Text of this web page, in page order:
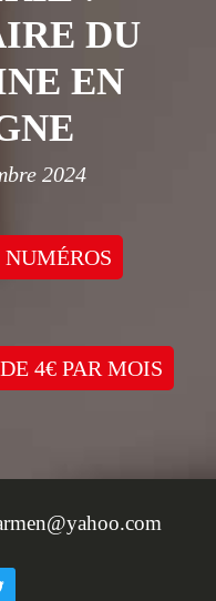
DU
EN
2024
4€ PAR MOIS